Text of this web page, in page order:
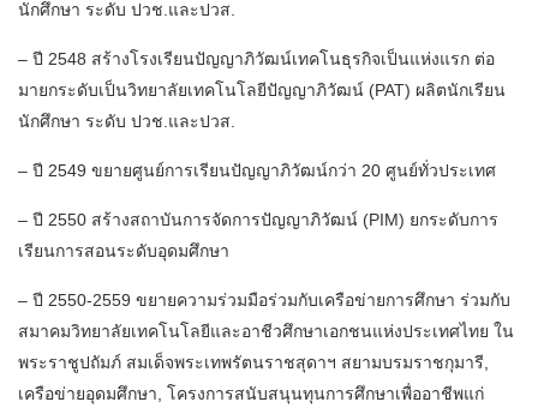
นักศึกษา ระดับ ปวช.และปวส.
– ปี 2548 สร้างโรงเรียนปัญญาภิวัฒน์เทคโนธุรกิจเป็นแห่งแรก ต่อ
มายกระดับเป็นวิทยาลัยเทคโนโลยีปัญญาภิวัฒน์ (PAT) ผลิตนักเรียน
นักศึกษา ระดับ ปวช.และปวส.
– ปี 2549 ขยายศูนย์การเรียนปัญญาภิวัฒน์กว่า 20 ศูนย์ทั่วประเทศ
– ปี 2550 สร้างสถาบันการจัดการปัญญาภิวัฒน์ (PIM) ยกระดับการ
เรียนการสอนระดับอุดมศึกษา
– ปี 2550-2559 ขยายความร่วมมือร่วมกับเครือข่ายการศึกษา ร่วมกับ
สมาคมวิทยาลัยเทคโนโลยีและอาชีวศึกษาเอกชนแห่งประเทศไทย ใน
พระราชูปถัมภ์ สมเด็จพระเทพรัตนราชสุดาฯ สยามบรมราชกุมารี,
เครือข่ายอุดมศึกษา, โครงการสนับสนุนทุนการศึกษาเพื่ออาชีพแก่